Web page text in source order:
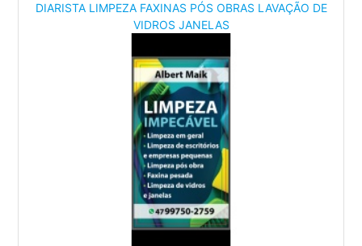
DIARISTA LIMPEZA FAXINAS PÓS OBRAS LAVAÇÃO DE
VIDROS JANELAS